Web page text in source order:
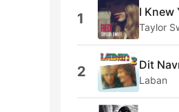
1 I Knew
Taylor
2 Dit
Laban